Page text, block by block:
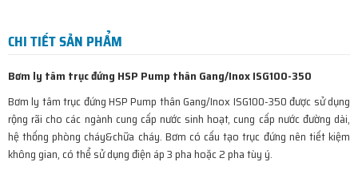
CHI TIẾT SẢN PHẨM
Bơm ly tâm trục đứng HSP Pump thân Gang/Inox ISG100-350
Bơm ly tâm trục đứng HSP Pump thân Gang/Inox ISG100-350 được sử dụng
rộng rãi cho các ngành cung cấp nước sinh hoạt, cung cấp nước đường dài,
hệ thống phòng cháy&chữa cháy. Bơm có cấu tạo trục đứng nên tiết kiệm
không gian, có thể sử dụng điện áp 3 pha hoặc 2 pha tùy ý.